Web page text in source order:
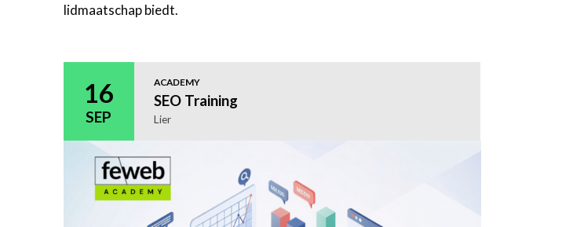
lidmaatschap biedt.
16
SEP
ACADEMY
SEO Training
Lier